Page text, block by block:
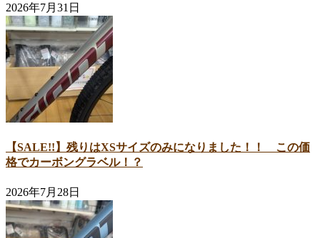
2026年7月31日
【SALE!!】残りはXSサイズのみになりました！！ この価
格でカーボングラベル！？
2026年7月28日